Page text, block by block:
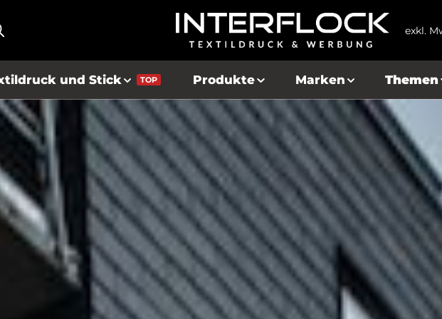
exkl.
und Stick TOP Produkte Marken Themen